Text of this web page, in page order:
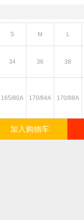
S M L
34 36 38
165/80A 170/84A 170/88A
165/62A 170/66A 170/70A
加入购物车